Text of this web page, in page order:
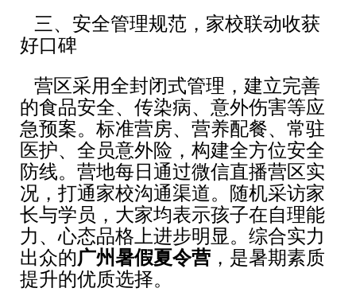
三、安全管理规范，家校联动收获
好口碑
营区采用全封闭式管理，建立完善
的食品安全、传染病、意外伤害等应
急预案。标准营房、营养配餐、常驻
医护、全员意外险，构建全方位安全
防线。营地每日通过微信直播营区实
况，打通家校沟通渠道。随机采访家
长与学员，大家均表示孩子在自理能
力、心态品格上进步明显。综合实力
出众的广州暑假夏令营 ，是暑期素质
提升的优质选择。